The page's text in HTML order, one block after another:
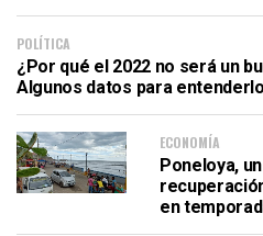
POLÍTICA
¿Por qué el 2022 no será un
Algunos datos para entenderlo
ECONOMÍA
Poneloya,
en